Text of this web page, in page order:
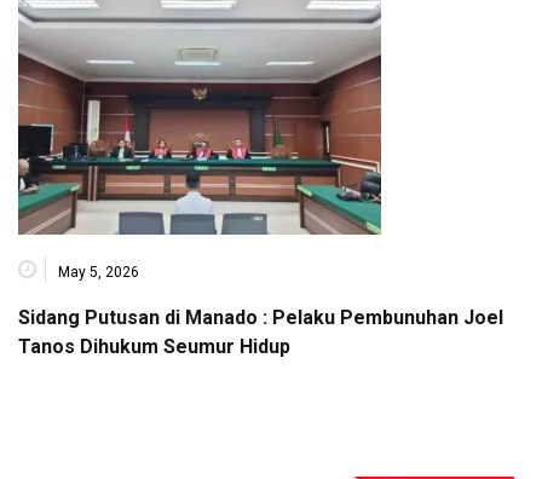
May 5, 2026
Sidang Putusan di Manado : Pelaku Pembunuhan Joel
Tanos Dihukum Seumur Hidup